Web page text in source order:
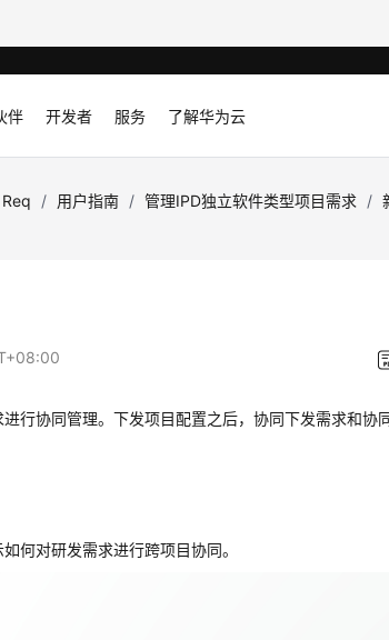
伴 开发者 服务 了解华为云
/ 用户指南 / 管理IPD独立软件类型项目需求 /
行协同管理。下发项目配置之后，协同下发需求和协
何对研发需求进行跨项目协同。